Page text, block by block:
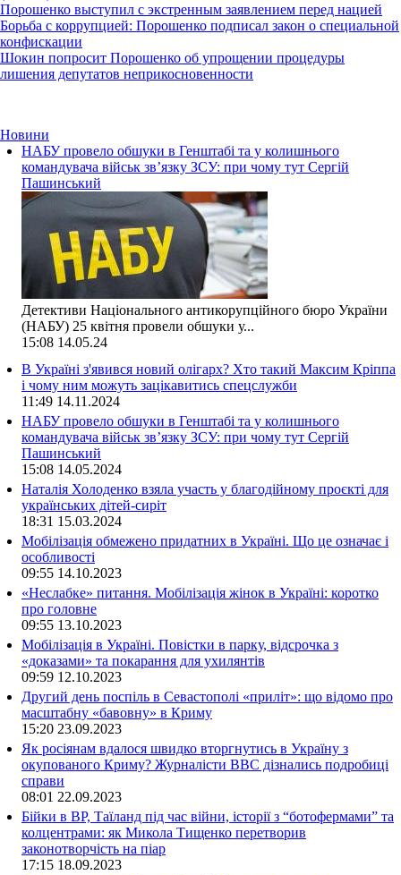
Порошенко выступил с экстренным заявлением перед нацией
Борьба с коррупцией: Порошенко подписал закон о специальной
конфискации
Шокин попросит Порошенко об упрощении процедуры
лишения депутатов неприкосновенности
Новини
НАБУ провело обшуки в Генштабі та у колишнього
командувача військ зв’язку ЗСУ: при чому тут Сергій
Пашинський
Детективи Національного антикорупційного бюро України
(НАБУ) 25 квітня провели обшуки у...
15:08 14.05.24
В Україні з'явився новий олігарх? Хто такий Максим Кріппа
і чому ним можуть зацікавитись спецслужби
11:49 14.11.2024
НАБУ провело обшуки в Генштабі та у колишнього
командувача військ зв’язку ЗСУ: при чому тут Сергій
Пашинський
15:08 14.05.2024
Наталія Холоденко взяла участь у благодійному проєкті для
українських дітей-сиріт
18:31 15.03.2024
Мобілізація обмежено придатних в Україні. Що це означає і
особливості
09:55 14.10.2023
«Неслабке» питання. Мобілізація жінок в Україні: коротко
про головне
09:55 13.10.2023
Мобілізація в Україні. Повістки в парку, відсрочка з
«доказами» та покарання для ухилянтів
09:59 12.10.2023
Другий день поспіль в Севастополі «приліт»: що відомо про
масштабну «бавовну» в Криму
15:20 23.09.2023
Як росіянам вдалося швидко вторгнутись в Україну з
окупованого Криму? Журналісти ВВС дізнались подробиці
справи
08:01 22.09.2023
Бійки в ВР, Таїланд під час війни, історії з “ботофермами” та
колцентрами: як Микола Тищенко перетворив
законотворчість на піар
17:15 18.09.2023